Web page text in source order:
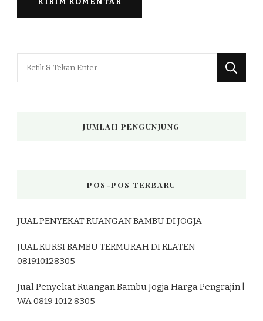
Mencari
JUMLAH PENGUNJUNG
POS-POS TERBARU
JUAL PENYEKAT RUANGAN BAMBU DI JOGJA
JUAL KURSI BAMBU TERMURAH DI KLATEN
081910128305
Jual Penyekat Ruangan Bambu Jogja Harga Pengrajin |
WA 0819 1012 8305